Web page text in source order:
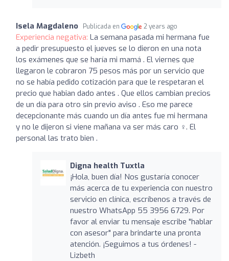
Isela Magdaleno Publicada en 2 years ago
Experiencia negativa: La semana pasada mi hermana fue
a pedir presupuesto el jueves se lo dieron en una nota
los exámenes que se haría mi mamá . El viernes que
llegaron le cobraron 75 pesos más por un servicio que
no se había pedido cotización para que le respetaran el
precio que habian dado antes . Que ellos cambian precios
de un día para otro sin previo aviso . Eso me parece
decepcionante más cuando un día antes fue mi hermana
y no le dijeron si viene mañana va ser más caro ‍♀️. El
personal las trato bien .
Digna health Tuxtla
¡Hola, buen día! Nos gustaría conocer
más acerca de tu experiencia con nuestro
servicio en clínica, escríbenos a través de
nuestro WhatsApp 55 3956 6729. Por
favor al enviar tu mensaje escribe "hablar
con asesor" para brindarte una pronta
atención. ¡Seguimos a tus órdenes! -
Lizbeth